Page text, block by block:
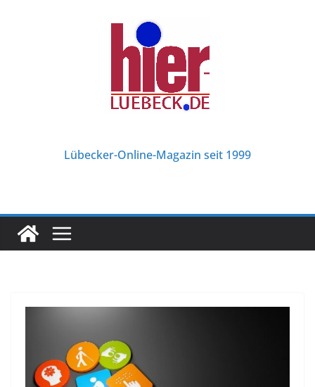
Lübecker-Online-Magazin seit 1999